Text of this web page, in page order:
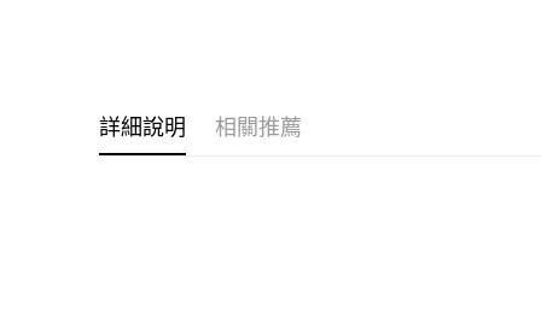
詳細說明 相關推薦